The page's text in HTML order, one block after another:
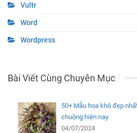
Vultr
Word
Wordpress
Bài Viết Cùng Chuyên Mục
50+ Mẫu hoa khô đẹp
chuộng hiện nay
04/07/2024